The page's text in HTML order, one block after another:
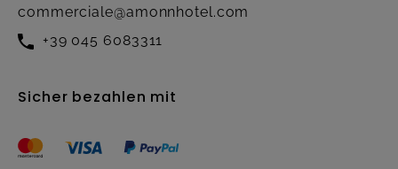
commerciale@amonnhotel.com
+39 045 6083311
Sicher bezahlen mit